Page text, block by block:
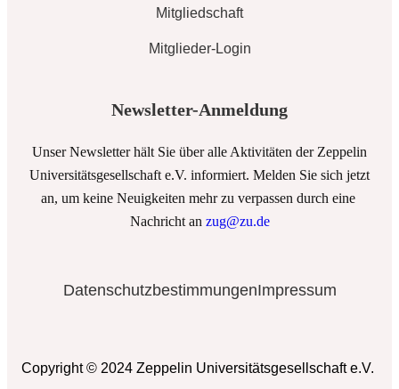
Mitgliedschaft
Mitglieder-Login
Newsletter-Anmeldung
Unser Newsletter hält Sie über alle Aktivitäten der Zeppelin
Universitätsgesellschaft e.V. informiert. Melden Sie sich jetzt
an, um keine Neuigkeiten mehr zu verpassen durch eine
Nachricht an zug@zu.de
DatenschutzbestimmungenImpressum
Copyright © 2024 Zeppelin Universitätsgesellschaft e.V.